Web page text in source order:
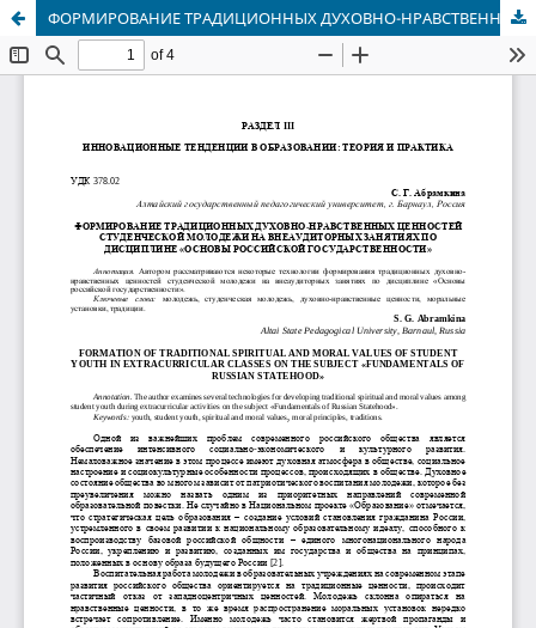
ФОРМИРОВАНИЕ ТРАДИЦИОННЫХ ДУХОВНО-НРАВСТВЕННЫХ ЦЕННОСТЕЙ СТУДЕНЧЕСКОЙ МОЛОДЕЖИ НА ВНЕАУДИТОРНЫХ ЗАНЯТИЯХ ПО ДИСЦИПЛИНЕ «ОСНОВЫ РОССИЙСКОЙ ГОСУДАРСТВЕННОСТИ»